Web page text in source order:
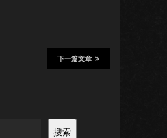
下一篇文章
搜索